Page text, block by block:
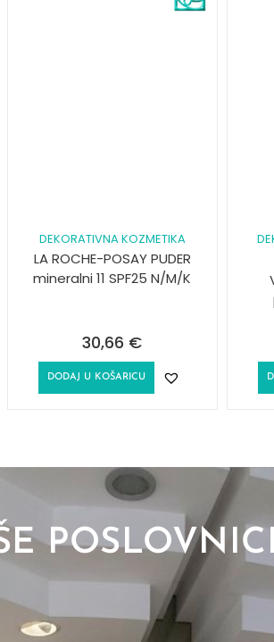
DEKORATIVNA KOZMETIKA
LA ROCHE-POSAY PUDER
mineralni 11 SPF25 N/M/K
30,66 €
DODAJ U KOŠARICU